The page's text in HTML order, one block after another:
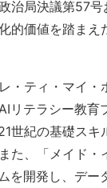
治局決議第57号
的価値を踏まえ
・ティ・マイ・
リテラシー教育
世紀の基礎スキ
た、「メイド・
を開発し、デー